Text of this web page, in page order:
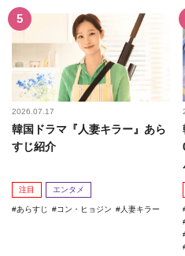
2026.07.17
韓国ドラマ『人妻キラー』あら
すじ紹介
注目 エンタメ
あらすじ コン・ヒョジン 人妻キラー